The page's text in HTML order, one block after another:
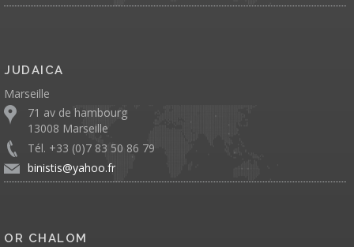
JUDAICA
Marseille
71 av de hambourg
13008 Marseille
Tél. +33 (0)7 83 50 86 79
binistis@yahoo.fr
OR CHALOM